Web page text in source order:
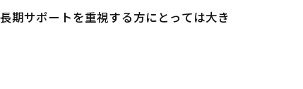
期サポートを重視する方にとっては大き